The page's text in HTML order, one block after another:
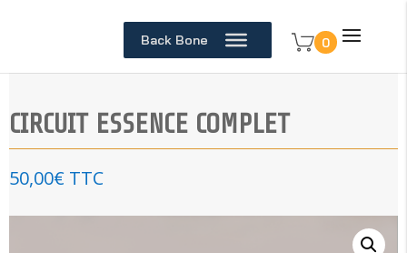
Back Bone 0
CIRCUIT ESSENCE COMPLET
50,00€ TTC